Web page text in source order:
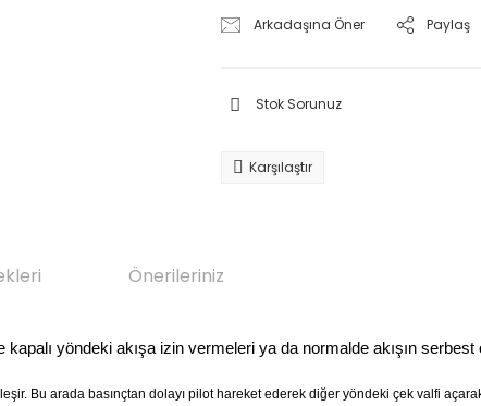
Arkadaşına Öner Paylaş
Stok Sorunuz
Karşılaştır
Önerileriniz
yöndeki akışa izin vermeleri ya da normalde akışın
Bu arada basınçtan dolayı pilot hareket ederek diğer yöndeki çek valfi